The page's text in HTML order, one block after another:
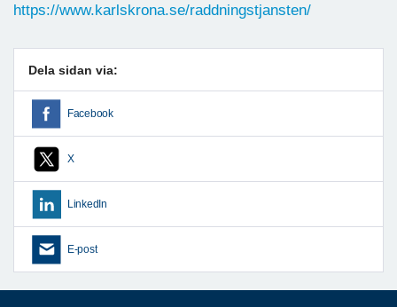
https://www.karlskrona.se/raddningstjansten/
Dela sidan via:
Facebook
X
LinkedIn
E-post